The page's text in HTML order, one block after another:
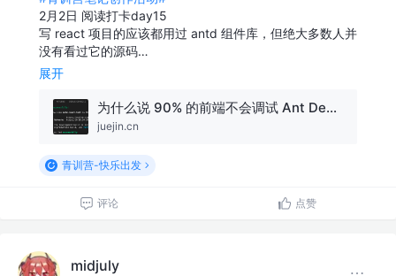
2月2日 阅读打卡day15
写 react 项目的应该都用过 antd 组件库，但绝大多数人并
没有看过它的源码…
展开
为什么说 90% 的前端不会调试 Ant Design 源码？
juejin.cn
青训营-快乐出发
评论 点赞
midjuly